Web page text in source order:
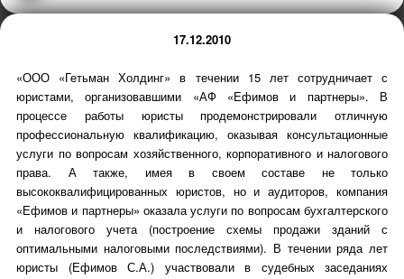
17.12.2010
«ООО «Гетьман Холдинг» в течении 15 лет сотрудничает с
юристами, организовавшими «АФ «Ефимов и партнеры». В
процессе работы юристы продемонстрировали отличную
профессиональную квалификацию, оказывая консультационные
услуги по вопросам хозяйственного, корпоративного и налогового
права. А также, имея в своем составе не только
высококвалифицированных юристов, но и аудиторов, компания
«Ефимов и партнеры» оказала услуги по вопросам бухгалтерского
и налогового учета (построение схемы продажи зданий с
оптимальными налоговыми последствиями). В течении ряда лет
юристы (Ефимов С.А.) участвовали в судебных заседаниях